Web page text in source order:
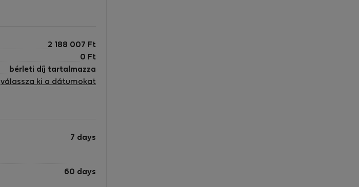
2 188 007 Ft
0 Ft
bérleti díj tartalmazza
válassza ki a dátumokat
7 days
60 days